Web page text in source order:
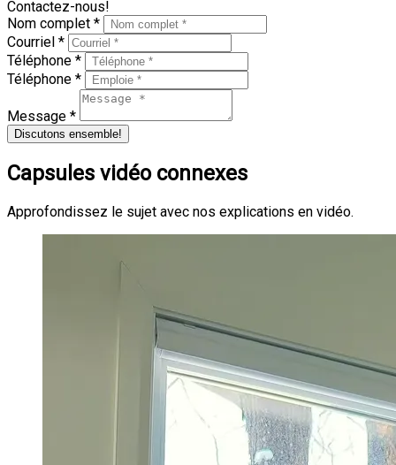
Contactez-nous!
Nom complet *
Courriel *
Téléphone *
Téléphone *
Message *
Discutons ensemble!
Capsules vidéo connexes
Approfondissez le sujet avec nos explications en vidéo.